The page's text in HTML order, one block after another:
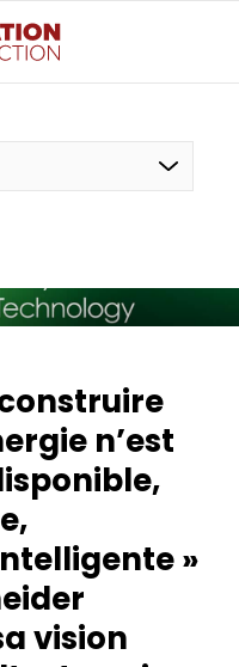
inscription
n’est
»
vision